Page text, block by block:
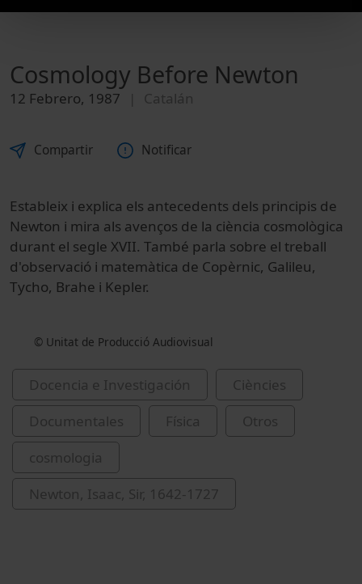
Cosmology Before Newton
12 Febrero, 1987 Catalán
Compartir Notificar
Estableix i explica els antecedents dels principis de
Newton i mira als avenços de la ciència cosmològica
durant el segle XVII. També parla sobre el treball
d'observació i matemàtica de Copèrnic, Galileu,
Tycho, Brahe i Kepler.
© Unitat de Producció Audiovisual
Docencia e Investigación
Ciències
Documentales
Física
Otros
cosmologia
Newton, Isaac, Sir, 1642-1727